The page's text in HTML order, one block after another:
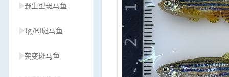
野生型斑马鱼
Tg/KI斑马鱼
突变斑马鱼